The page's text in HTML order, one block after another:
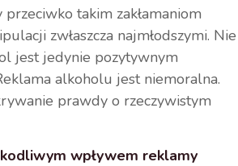
takim zakłamaniom
zwłaszcza najmłodszymi. Nie
jest jedynie pozytywnym
alkoholu jest niemoralna.
prawdy o rzeczywistym
wpływem reklamy